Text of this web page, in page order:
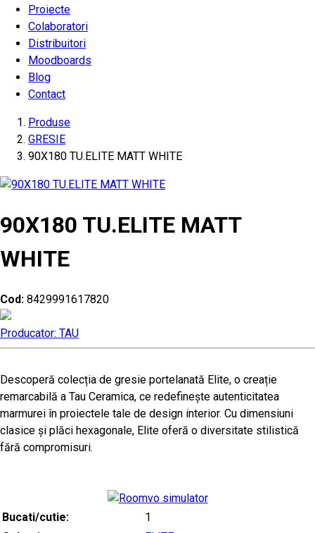
Proiecte
Colaboratori
Distribuitori
Moodboards
Blog
Contact
Produse
GRESIE
90X180 TU.ELITE MATT WHITE
90X180 TU.ELITE MATT
WHITE
Cod: 8429991617820
Producator: TAU
Descoperă colecția de gresie portelanată Elite, o creație
remarcabilă a Tau Ceramica, ce redefinește autenticitatea
marmurei în proiectele tale de design interior. Cu dimensiuni
clasice și plăci hexagonale, Elite oferă o diversitate stilistică
fără compromisuri.
Bucati/cutie:
1